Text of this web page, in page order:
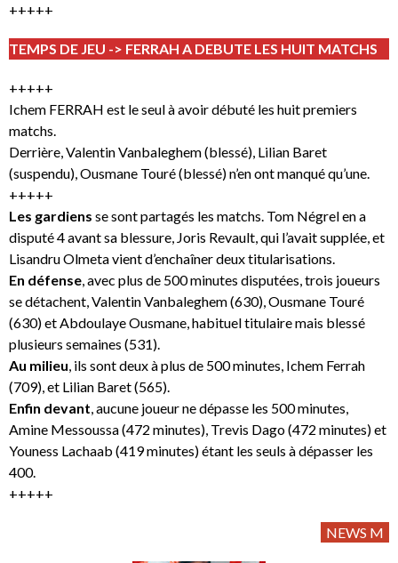
+++++
TEMPS DE JEU -> FERRAH A DEBUTE LES HUIT MATCHS
+++++
Ichem FERRAH est le seul à avoir débuté les huit premiers
matchs.
Derrière, Valentin Vanbaleghem (blessé), Lilian Baret
(suspendu), Ousmane Touré (blessé) n’en ont manqué qu’une.
+++++
Les gardiens se sont partagés les matchs. Tom Négrel en a
disputé 4 avant sa blessure, Joris Revault, qui l’avait supplée, et
Lisandru Olmeta vient d’enchaîner deux titularisations.
En défense, avec plus de 500 minutes disputées, trois joueurs
se détachent, Valentin Vanbaleghem (630), Ousmane Touré
(630) et Abdoulaye Ousmane, habituel titulaire mais blessé
plusieurs semaines (531).
Au milieu, ils sont deux à plus de 500 minutes, Ichem Ferrah
(709), et Lilian Baret (565).
Enfin devant, aucune joueur ne dépasse les 500 minutes,
Amine Messoussa (472 minutes), Trevis Dago (472 minutes) et
Youness Lachaab (419 minutes) étant les seuls à dépasser les
400.
+++++
NEWS M